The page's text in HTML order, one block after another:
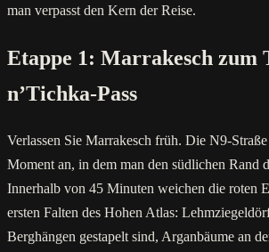
man verpasst den Kern der Reise.
Etappe 1: Marrakesch zum
n’Tichka-Pass
Verlassen Sie Marrakesch früh. Die N9-
Moment an, in dem man den südlichen Rand
Innerhalb von 45 Minuten weichen die roten
ersten Falten des Hohen Atlas:
Berghängen gestapelt sind, Arganbäume an